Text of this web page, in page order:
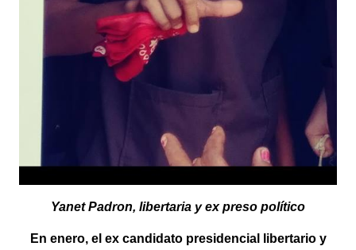
Yanet Padron, libertaria y ex preso político
En enero, el ex candidato presidencial libertario y